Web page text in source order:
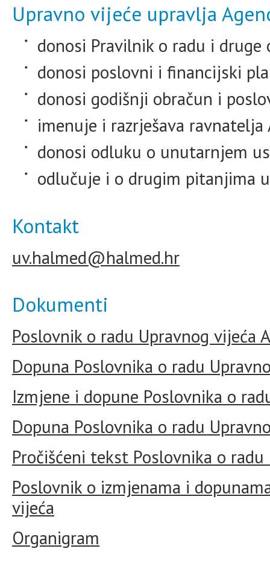
Upravno vijeće upravlja
donosi Pravilnik o radu i druge
donosi poslovni i financijski
donosi godišnji obračun i
imenuje i razrješava ravnatelja
donosi odluku o unutarnjem
odlučuje i o drugim pitanjima
Kontakt
uv.halmed@halmed.hr
Dokumenti
Poslovnik o radu Upravnog vijeća
Dopuna Poslovnika o radu
Izmjene i dopune Poslovnika o
Dopuna Poslovnika o radu
Pročišćeni tekst Poslovnika o
Poslovnik o izmjenama i
vijeća
Organigram